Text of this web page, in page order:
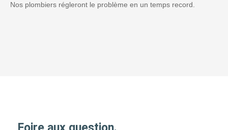
Nos plombiers régleront le problème en un temps record.